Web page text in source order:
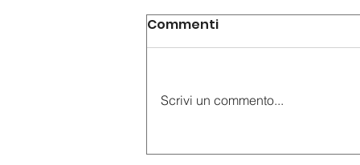
AudioGuide® vi invita
Commenti
Scrivi un commento...